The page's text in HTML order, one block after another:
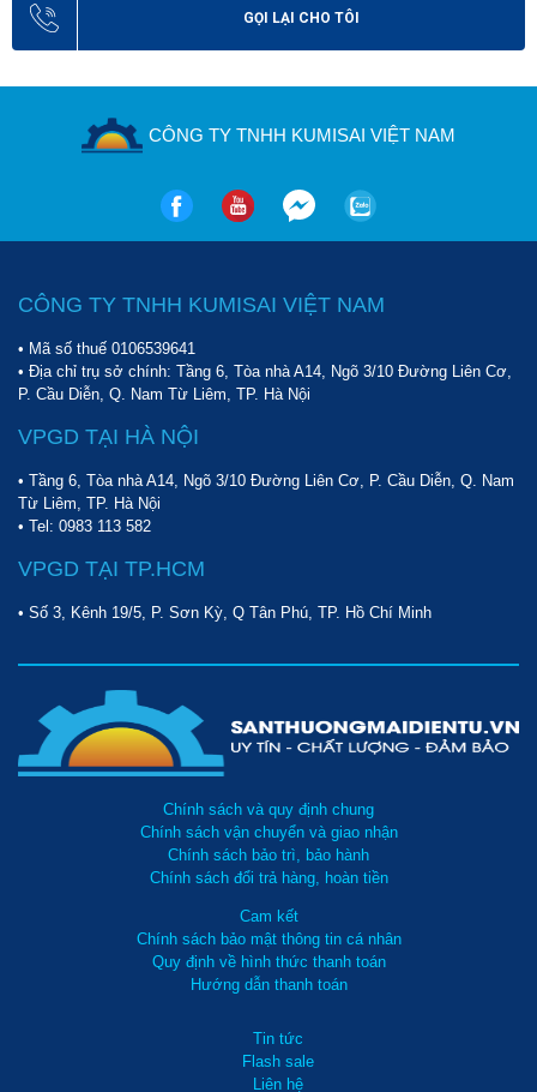
GỌI LẠI CHO TÔI
CÔNG TY TNHH KUMISAI VIỆT NAM
CÔNG TY TNHH KUMISAI VIỆT NAM
• Mã số thuế 0106539641
• Địa chỉ trụ sở chính: Tầng 6, Tòa nhà A14, Ngõ 3/10 Đường Liên Cơ,
P. Cầu Diễn, Q. Nam Từ Liêm, TP. Hà Nội
VPGD TẠI HÀ NỘI
• Tầng 6, Tòa nhà A14, Ngõ 3/10 Đường Liên Cơ, P. Cầu Diễn, Q. Nam
Từ Liêm, TP. Hà Nội
• Tel: 0983 113 582
VPGD TẠI TP.HCM
• Số 3, Kênh 19/5, P. Sơn Kỳ, Q Tân Phú, TP. Hồ Chí Minh
Chính sách và quy định chung
Chính sách vận chuyển và giao nhận
Chính sách bảo trì, bảo hành
Chính sách đổi trả hàng, hoàn tiền
Cam kết
Chính sách bảo mật thông tin cá nhân
Quy định về hình thức thanh toán
Hướng dẫn thanh toán
Tin tức
Flash sale
Liên hệ